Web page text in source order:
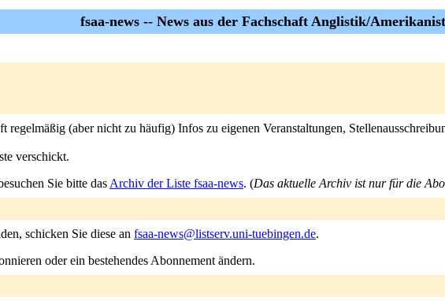
fsaa-news -- News aus der Fachschaft Anglistik/
(aber nicht zu häufig) Infos zu eigenen Veranstaltungen,
verschickt.
Sie bitte das Archiv der Liste fsaa-news. (Das aktuelle Archiv ist nur für die
schicken Sie diese an fsaa-news@listserv.uni-tuebingen.de.
oder ein bestehendes Abonnement ändern.